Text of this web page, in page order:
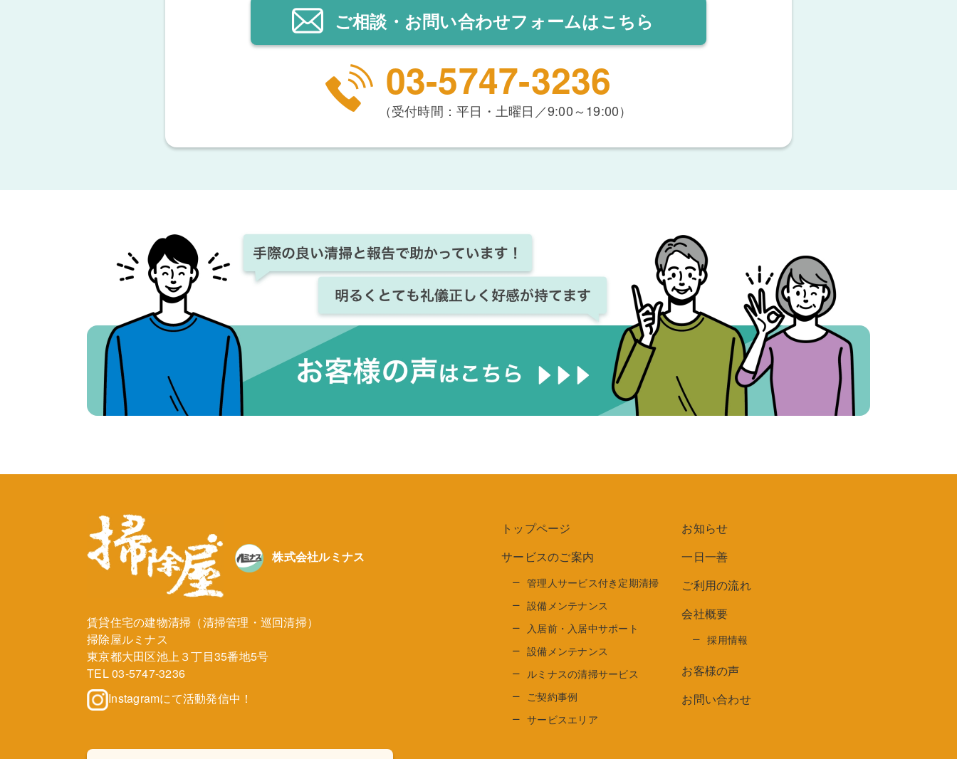
ご相談・お問い合わせフォームはこちら
03-5747-3236
（受付時間：平日・土曜日／9:00～19:00）
株式会社ルミナス
賃貸住宅の建物清掃（清掃管理・巡回清掃）
掃除屋ルミナス
東京都大田区池上３丁目35番地5号
TEL03-5747-3236
Instagramにて活動発信中！
トップページ
サービスのご案内
管理人サービス付き定期清掃
設備メンテナンス
入居前・入居中サポート
設備メンテナンス
ルミナスの清掃サービス
ご契約事例
サービスエリア
お知らせ
一日一善
ご利用の流れ
会社概要
採用情報
お客様の声
お問い合わせ